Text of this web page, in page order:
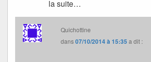
la suite…
Quichottine
dans07/10/2014 à 15:35 a dit :